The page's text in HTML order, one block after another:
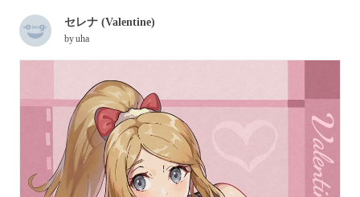
セレナ (Valentine)
byuha